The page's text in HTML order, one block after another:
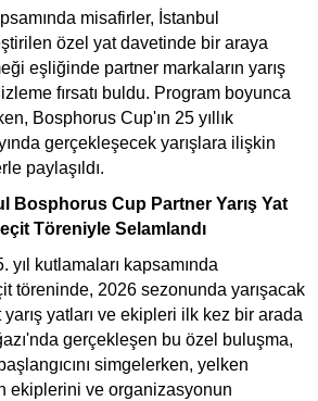
misafirler, İstanbul
özel yat davetinde bir araya
eşliğinde partner markaların yarış
fırsatı buldu. Program boyunca
Bosphorus Cup'ın 25 yıllık
gerçekleşecek yarışlara ilişkin
paylaşıldı.
Bosphorus Cup Partner Yarış Yat
Töreniyle Selamlandı
yıl kutlamaları kapsamında
töreninde, 2026 sezonunda yarışacak
yatları ve ekipleri ilk kez bir arada
gerçekleşen bu özel buluşma,
simgelerken, yelken
ekiplerini ve organizasyonun